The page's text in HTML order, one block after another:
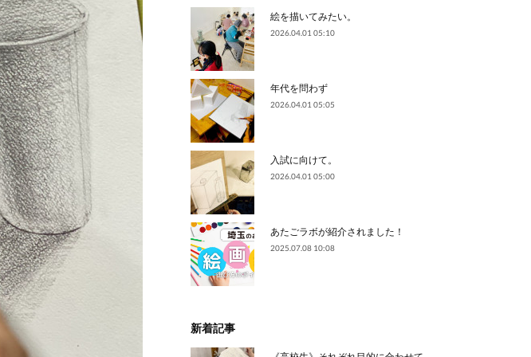
絵を描いてみたい。
2026.04.01 05:10
年代を問わず
2026.04.01 05:05
入試に向けて。
2026.04.01 05:00
あたごラボが紹介されました！
2025.07.08 10:08
新着記事